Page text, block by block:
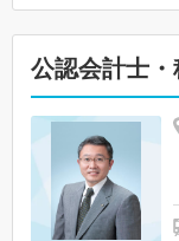
公認会計士